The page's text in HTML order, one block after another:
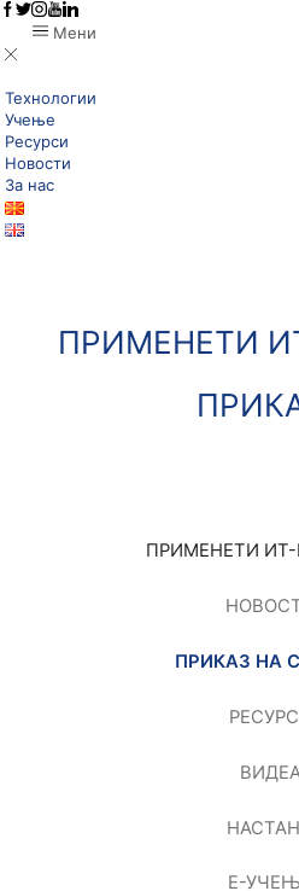
Мени
Технологии
Учење
Ресурси
Новости
За нас
ПРИМЕНEТИ
ПРИМЕНEТИ
ПРИКАЗ НА
Е-